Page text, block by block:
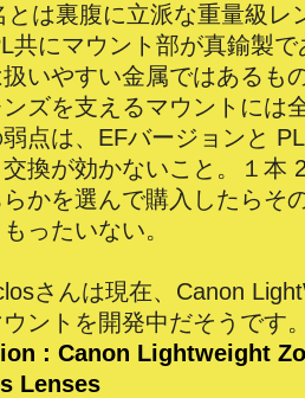
とは裏腹に立派な重量級レ
共にマウント部が真鍮製
扱いやすい金属ではあるも
ズを支えるマウントには
点は、EFバージョンと
換が効かないこと。１本
かを選んで購入したらそ
ったいない。
さんは現在、Canon
ントを開発中だそうです
: Canon Lightweight
Lenses